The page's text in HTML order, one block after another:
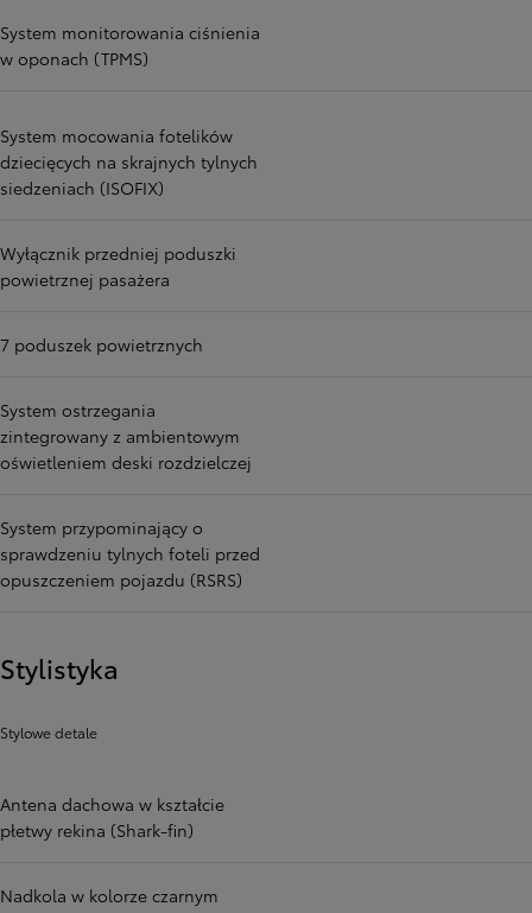
System monitorowania ciśnienia
w oponach (TPMS)
System mocowania fotelików
dziecięcych na skrajnych tylnych
siedzeniach (ISOFIX)
Wyłącznik przedniej poduszki
powietrznej pasażera
7 poduszek powietrznych
System ostrzegania
zintegrowany z ambientowym
oświetleniem deski rozdzielczej
System przypominający o
sprawdzeniu tylnych foteli przed
opuszczeniem pojazdu (RSRS)
Stylistyka
Stylowe detale
Antena dachowa w kształcie
płetwy rekina (Shark-fin)
Nadkola w kolorze czarnym